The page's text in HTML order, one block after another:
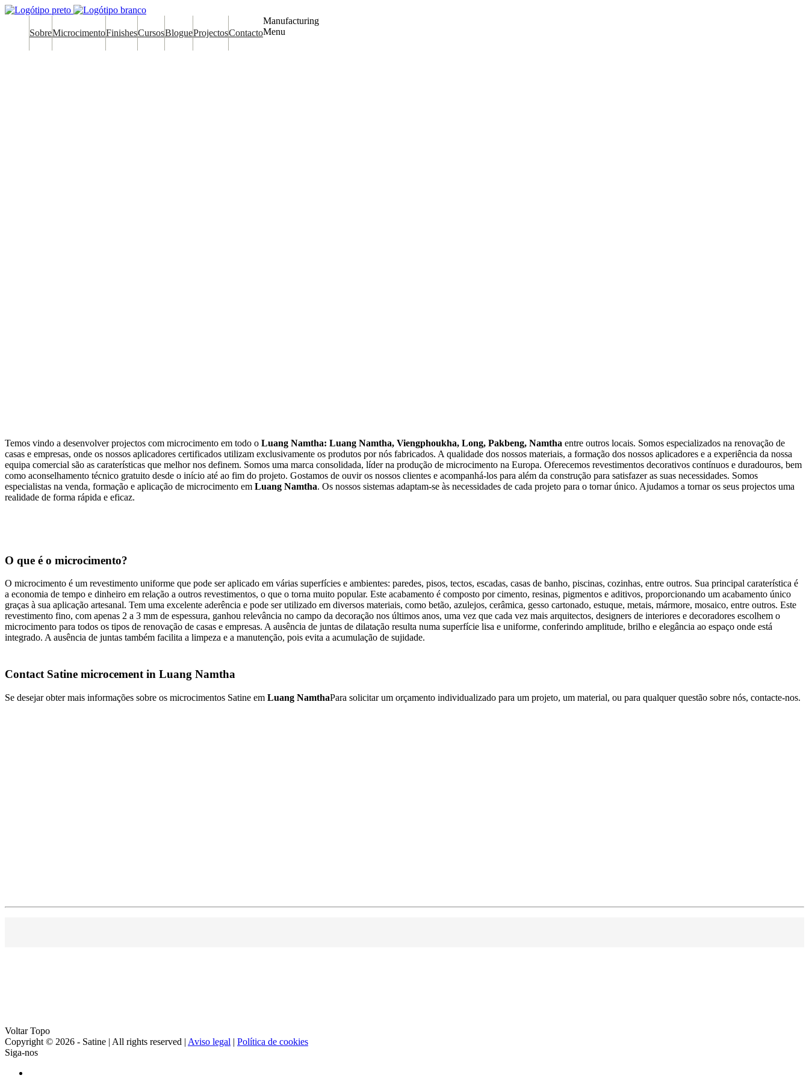
SobreMicrocimentoFinishesCursosBlogueProjectosContacto
Manufacturing
Menu
Namtha
Temos vindo a desenvolver projectos com microcimento em todo o Luang Namtha: Luang Namtha, Viengphoukha, Long, Pakbeng, Namtha entre outros locais. Somos especializados na renovação de
casas e empresas, onde os nossos aplicadores certificados utilizam exclusivamente os produtos por nós fabricados. A qualidade dos nossos materiais, a formação dos nossos aplicadores e a experiência da nossa
equipa comercial são as caraterísticas que melhor nos definem. Somos uma marca consolidada, líder na produção de microcimento na Europa. Oferecemos revestimentos decorativos contínuos e duradouros, bem
como aconselhamento técnico gratuito desde o início até ao fim do projeto. Gostamos de ouvir os nossos clientes e acompanhá-los para além da construção para satisfazer as suas necessidades. Somos
especialistas na venda, formação e aplicação de microcimento em Luang Namtha. Os nossos sistemas adaptam-se às necessidades de cada projeto para o tornar único. Ajudamos a tornar os seus projectos uma
realidade de forma rápida e eficaz.
O que é o microcimento?
O microcimento é um revestimento uniforme que pode ser aplicado em várias superfícies e ambientes: paredes, pisos, tectos, escadas, casas de banho, piscinas, cozinhas, entre outros. Sua principal caraterística é
a economia de tempo e dinheiro em relação a outros revestimentos, o que o torna muito popular. Este acabamento é composto por cimento, resinas, pigmentos e aditivos, proporcionando um acabamento único
graças à sua aplicação artesanal. Tem uma excelente aderência e pode ser utilizado em diversos materiais, como betão, azulejos, cerâmica, gesso cartonado, estuque, metais, mármore, mosaico, entre outros. Este
revestimento fino, com apenas 2 a 3 mm de espessura, ganhou relevância no campo da decoração nos últimos anos, uma vez que cada vez mais arquitectos, designers de interiores e decoradores escolhem o
microcimento para todos os tipos de renovação de casas e empresas. A ausência de juntas de dilatação resulta numa superfície lisa e uniforme, conferindo amplitude, brilho e elegância ao espaço onde está
integrado. A ausência de juntas também facilita a limpeza e a manutenção, pois evita a acumulação de sujidade.
Contact Satine microcement in Luang Namtha
Se desejar obter mais informações sobre os microcimentos Satine em Luang NamthaPara solicitar um orçamento individualizado para um projeto, um material, ou para qualquer questão sobre nós, contacte-nos.
Voltar Topo
Copyright © 2026 - Satine | All rights reserved | Aviso legal | Política de cookies
Siga-nos